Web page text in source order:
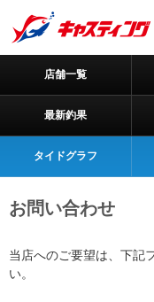
店舗一覧
最新釣果
タイドグラフ
お問い合わせ
当店へのご要望は、下記
い。